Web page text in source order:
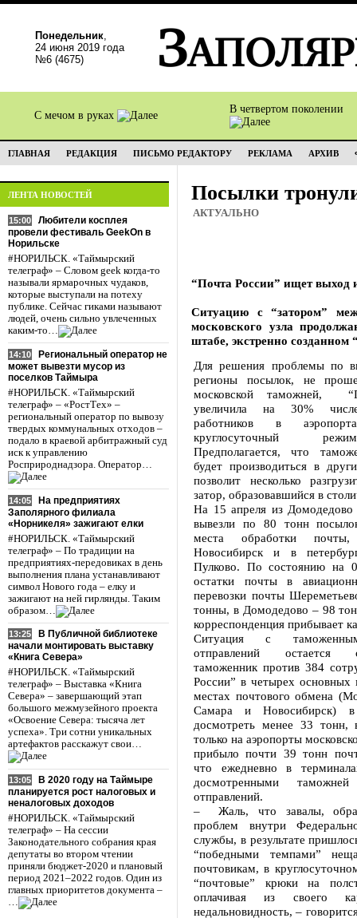
Понедельник,
24 июня 2019 года
№6 (4675)
С мечом в руках
В четвертом поколении
ГЛАВНАЯ РЕДАКЦИЯ ПИСЬМО РЕДАКТОРУ РЕКЛАМА АРХИВ
ЛЕНТА НОВОСТЕЙ
15:00
Любители косплея
провели фестиваль GeekOn в
Норильске
#НОРИЛЬСК. «Таймырский
телеграф» – Словом geek когда-то
называли ярмарочных чудаков,
которые выступали на потеху
публике. Сейчас гиками называют
людей, очень сильно увлеченных
каким-то…
14:10
Региональный оператор не
может вывезти мусор из
поселков Таймыра
#НОРИЛЬСК. «Таймырский
телеграф» – «РостТех» –
региональный оператор по вывозу
твердых коммунальных отходов –
подало в краевой арбитражный суд
иск к управлению
Росприроднадзора. Оператор…
14:05
На предприятиях
Заполярного филиала
«Норникеля» зажигают елки
#НОРИЛЬСК. «Таймырский
телеграф» – По традиции на
предприятиях-передовиках в день
выполнения плана устанавливают
символ Нового года – елку и
зажигают на ней гирлянды. Таким
образом…
13:25
В Публичной библиотеке
начали монтировать выставку
«Книга Севера»
#НОРИЛЬСК. «Таймырский
телеграф» – Выставка «Книга
Севера» – завершающий этап
большого межмузейного проекта
«Освоение Севера: тысяча лет
успеха». Три сотни уникальных
артефактов расскажут свои…
13:05
В 2020 году на Таймыре
планируется рост налоговых и
неналоговых доходов
#НОРИЛЬСК. «Таймырский
телеграф» – На сессии
Законодательного собрания края
депутаты во втором чтении
приняли бюджет-2020 и плановый
период 2021–2022 годов. Один из
главных приоритетов документа –
…
Посылки
АКТУАЛЬНО
“Почта России” ищет выход
Ситуацию с “затором”
московского узла
штабе, экстренно созданном
Для решения проблемы по
регионы посылок, не
московской таможней,
увеличила на 30%
работников в
круглосуточный
Предполагается, что
будет производиться в
позволит несколько
затор, образовавшийся в
На 15 апреля из
вывезли по 80 тонн
места обработки
Новосибирск и в
Пулково. По состоянию на
остатки почты в
перевозки почты
тонны, в Домодедово – 98
корреспонденция прибывает
Ситуация с
отправлений
таможенник против 384
России” в четырех
местах почтового обмена
Самара и Новосибирск)
досмотреть менее 33 тонн,
только на аэропорты
прибыло почти 39 тонн
что ежедневно в
досмотренными
отправлений.
– Жаль, что завалы,
проблем внутри
службы, в результате
“победными темпами”
почтовикам, в
“почтовые” крюки на
оплачивая из своего
недальновидность, –